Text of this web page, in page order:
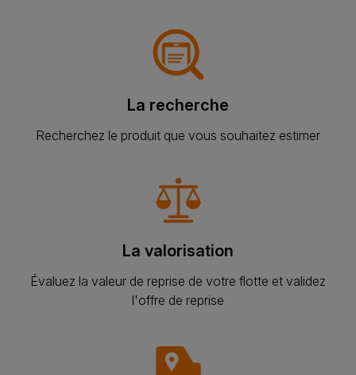
La recherche
Recherchez le produit que vous souhaitez estimer
La valorisation
Évaluez la valeur de reprise de votre flotte et validez
l'offre de reprise